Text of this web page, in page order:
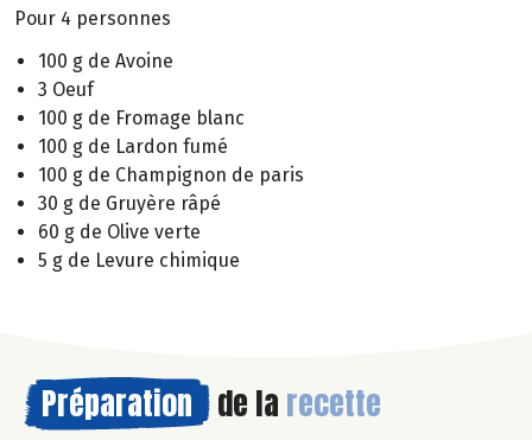
Pour 4 personnes
100 g de Avoine
3 Oeuf
100 g de Fromage blanc
100 g de Lardon fumé
100 g de Champignon de paris
30 g de Gruyère râpé
60 g de Olive verte
5 g de Levure chimique
Préparation de la recette